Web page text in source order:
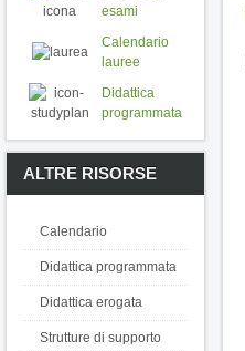
esami
Calendario
lauree
Didattica
programmata
ALTRE RISORSE
Calendario
Didattica programmata
Didattica erogata
Strutture di supporto